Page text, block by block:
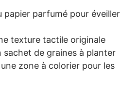
papier parfumé pour éveiller
texture tactile originale
sachet de graines à planter
zone à colorier pour les